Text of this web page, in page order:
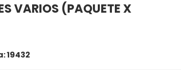
VARIOS (PAQUETE X
:19432